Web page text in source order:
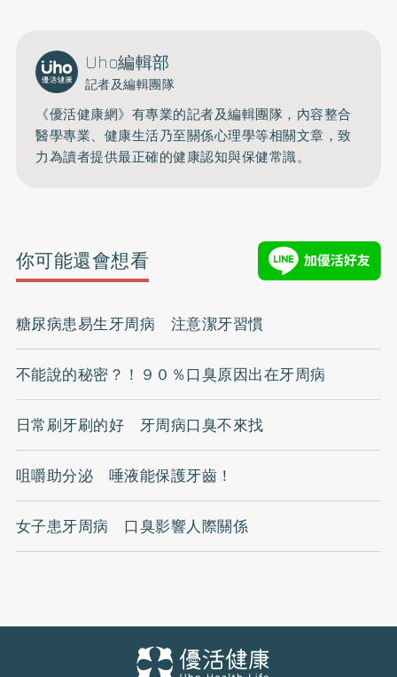
Uho編輯部
記者及編輯團隊
《優活健康網》有專業的記者及編輯團隊，內容整合
醫學專業、健康生活乃至關係心理學等相關文章，致
力為讀者提供最正確的健康認知與保健常識。
你可能還會想看
糖尿病患易生牙周病 注意潔牙習慣
不能說的秘密？！９０％口臭原因出在牙周病
日常刷牙刷的好 牙周病口臭不來找
咀嚼助分泌 唾液能保護牙齒！
女子患牙周病 口臭影響人際關係